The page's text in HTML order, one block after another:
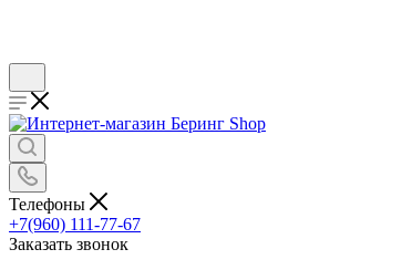
Телефоны
+7(960) 111-77-67
Заказать звонок